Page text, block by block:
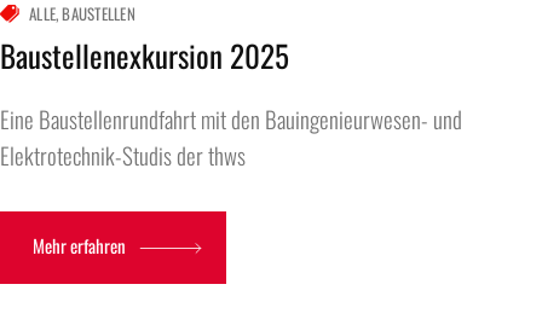
ALLE BAUSTELLEN
Baustellenexkursion 2025
Eine Baustellenrundfahrt mit den Bauingenieurwesen- und
Elektrotechnik-Studis der thws
Mehr erfahren